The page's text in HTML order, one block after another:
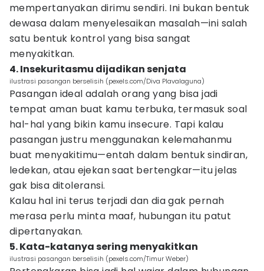
mempertanyakan dirimu sendiri. Ini bukan bentuk
dewasa dalam menyelesaikan masalah—ini salah
satu bentuk kontrol yang bisa sangat
menyakitkan.
4. Insekuritasmu dijadikan senjata
ilustrasi pasangan berselisih (pexels.com/Diva Plavalaguna)
Pasangan ideal adalah orang yang bisa jadi
tempat aman buat kamu terbuka, termasuk soal
hal-hal yang bikin kamu insecure. Tapi kalau
pasangan justru menggunakan kelemahanmu
buat menyakitimu—entah dalam bentuk sindiran,
ledekan, atau ejekan saat bertengkar—itu jelas
gak bisa ditoleransi.
Kalau hal ini terus terjadi dan dia gak pernah
merasa perlu minta maaf, hubungan itu patut
dipertanyakan.
5. Kata-katanya sering menyakitkan
ilustrasi pasangan berselisih (pexels.com/Timur Weber)